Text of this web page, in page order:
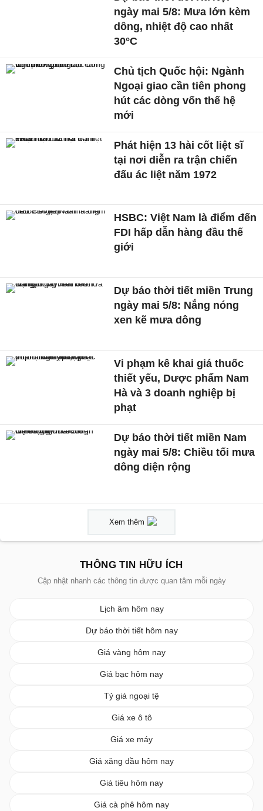
ngày mai 5/8: Mưa lớn kèm
dông, nhiệt độ cao nhất
30°C
Chủ tịch Quốc hội: Ngành
Ngoại giao cần tiên phong
hút các dòng vốn thế hệ
mới
Phát hiện 13 hài cốt liệt sĩ
tại nơi diễn ra trận chiến
đấu ác liệt năm 1972
HSBC: Việt Nam là điểm đến
FDI hấp dẫn hàng đầu thế
giới
Dự báo thời tiết miền Trung
ngày mai 5/8: Nắng nóng
xen kẽ mưa dông
Vi phạm kê khai giá thuốc
thiết yếu, Dược phẩm Nam
Hà và 3 doanh nghiệp bị
phạt
Dự báo thời tiết miền Nam
ngày mai 5/8: Chiều tối mưa
dông diện rộng
Xem thêm
THÔNG TIN HỮU ÍCH
Cập nhật nhanh các thông tin được quan tâm mỗi ngày
Lịch âm hôm nay
Dự báo thời tiết hôm nay
Giá vàng hôm nay
Giá bạc hôm nay
Tỷ giá ngoại tệ
Giá xe ô tô
Giá xe máy
Giá xăng dầu hôm nay
Giá tiêu hôm nay
Giá cà phê hôm nay